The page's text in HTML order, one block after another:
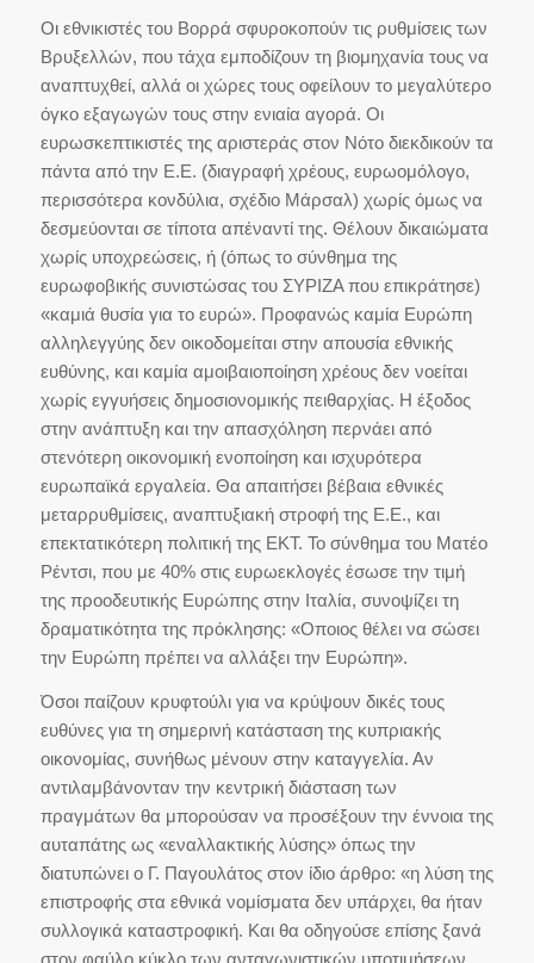
Οι εθνικιστές του Βορρά σφυροκοπούν τις ρυθμίσεις των
Βρυξελλών, που τάχα εμποδίζουν τη βιομηχανία τους να
αναπτυχθεί, αλλά οι χώρες τους οφείλουν το μεγαλύτερο
όγκο εξαγωγών τους στην ενιαία αγορά. Οι
ευρωσκεπτικιστές της αριστεράς στον Νότο διεκδικούν τα
πάντα από την Ε.Ε. (διαγραφή χρέους, ευρωομόλογο,
περισσότερα κονδύλια, σχέδιο Μάρσαλ) χωρίς όμως να
δεσμεύονται σε τίποτα απέναντί της. Θέλουν δικαιώματα
χωρίς υποχρεώσεις, ή (όπως το σύνθημα της
ευρωφοβικής συνιστώσας του ΣΥΡΙΖΑ που επικράτησε)
«καμιά θυσία για το ευρώ». Προφανώς καμία Ευρώπη
αλληλεγγύης δεν οικοδομείται στην απουσία εθνικής
ευθύνης, και καμία αμοιβαιοποίηση χρέους δεν νοείται
χωρίς εγγυήσεις δημοσιονομικής πειθαρχίας. Η έξοδος
στην ανάπτυξη και την απασχόληση περνάει από
στενότερη οικονομική ενοποίηση και ισχυρότερα
ευρωπαϊκά εργαλεία. Θα απαιτήσει βέβαια εθνικές
μεταρρυθμίσεις, αναπτυξιακή στροφή της Ε.Ε., και
επεκτατικότερη πολιτική της ΕΚΤ. Το σύνθημα του Ματέο
Ρέντσι, που με 40% στις ευρωεκλογές έσωσε την τιμή
της προοδευτικής Ευρώπης στην Ιταλία, συνοψίζει τη
δραματικότητα της πρόκλησης: «Οποιος θέλει να σώσει
την Ευρώπη πρέπει να αλλάξει την Ευρώπη».
Όσοι παίζουν κρυφτούλι για να κρύψουν δικές τους
ευθύνες για τη σημερινή κατάσταση της κυπριακής
οικονομίας, συνήθως μένουν στην καταγγελία. Αν
αντιλαμβάνονταν την κεντρική διάσταση των
πραγμάτων θα μπορούσαν να προσέξουν την έννοια της
αυταπάτης ως «εναλλακτικής λύσης» όπως την
διατυπώνει ο Γ. Παγουλάτος στον ίδιο άρθρο: «η λύση της
επιστροφής στα εθνικά νομίσματα δεν υπάρχει, θα ήταν
συλλογικά καταστροφική. Και θα οδηγούσε επίσης ξανά
στον φαύλο κύκλο των ανταγωνιστικών υποτιμήσεων,